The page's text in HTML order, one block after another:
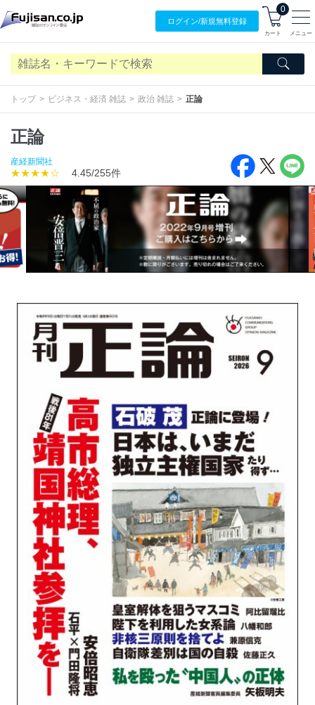
ログイン/新規無料登録
0
カート メニュー
トップ ビジネス・経済 雑誌 政治 雑誌 正論
正論
産経新聞社
★★★★☆ 4.45/255件